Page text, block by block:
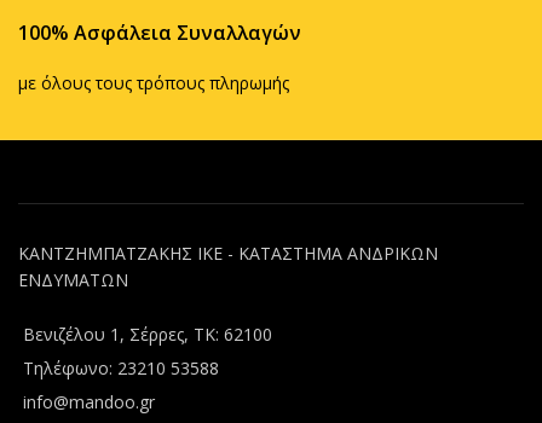
100% Ασφάλεια Συναλλαγών
με όλους τους τρόπους πληρωμής
ΚΑΝΤΖΗΜΠΑΤΖΑΚΗΣ ΙΚΕ - ΚΑΤΑΣΤΗΜΑ ΑΝΔΡΙΚΩΝ
ΕΝΔΥΜΑΤΩΝ
Βενιζέλου 1, Σέρρες, ΤΚ: 62100
Τηλέφωνο: 23210 53588
info@mandoo.gr